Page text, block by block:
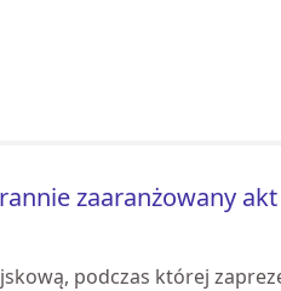
zaaranżowany
podczas której